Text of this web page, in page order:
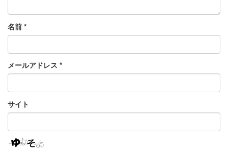
名前 *
メールアドレス *
サイト